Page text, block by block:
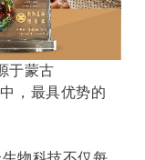
于蒙古
，最具优势的